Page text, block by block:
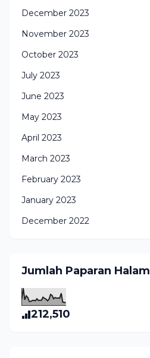
December 2023
November 2023
October 2023
July 2023
June 2023
May 2023
April 2023
March 2023
February 2023
January 2023
December 2022
Jumlah Paparan
212,510